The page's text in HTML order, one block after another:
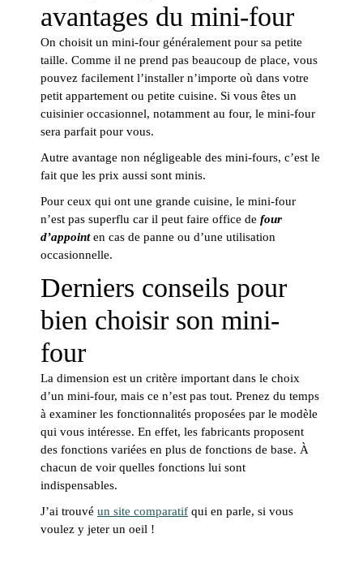
avantages du mini-four
On choisit un mini-four généralement pour sa petite
taille. Comme il ne prend pas beaucoup de place, vous
pouvez facilement l’installer n’importe où dans votre
petit appartement ou petite cuisine. Si vous êtes un
cuisinier occasionnel, notamment au four, le mini-four
sera parfait pour vous.
Autre avantage non négligeable des mini-fours, c’est le
fait que les prix aussi sont minis.
Pour ceux qui ont une grande cuisine, le mini-four
n’est pas superflu car il peut faire office de four
d’appointen cas de panne ou d’une utilisation
occasionnelle.
Derniers conseils pour
bien choisir son mini-
four
La dimension est un critère important dans le choix
d’un mini-four, mais ce n’est pas tout. Prenez du temps
à examiner les fonctionnalités proposées par le modèle
qui vous intéresse. En effet, les fabricants proposent
des fonctions variées en plus de fonctions de base. À
chacun de voir quelles fonctions lui sont
indispensables.
J’ai trouvé un site comparatif qui en parle, si vous
voulez y jeter un oeil !